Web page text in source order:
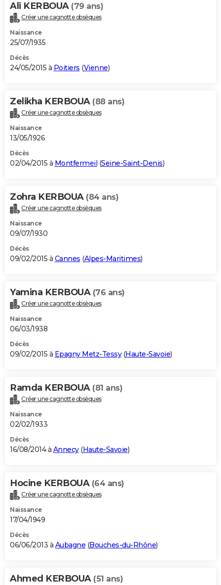
Ali KERBOUA (79 ans)
Créer une cagnotte obsèques
Naissance
25/07/1935
Décès
24/05/2015 à Poitiers (Vienne)
Zelikha KERBOUA (88 ans)
Créer une cagnotte obsèques
Naissance
13/05/1926
Décès
02/04/2015 à Montfermeil (Seine-Saint-Denis)
Zohra KERBOUA (84 ans)
Créer une cagnotte obsèques
Naissance
09/07/1930
Décès
09/02/2015 à Cannes (Alpes-Maritimes)
Yamina KERBOUA (76 ans)
Créer une cagnotte obsèques
Naissance
06/03/1938
Décès
09/02/2015 à Epagny Metz-Tessy(Haute-Savoie)
Ramda KERBOUA (81 ans)
Créer une cagnotte obsèques
Naissance
02/02/1933
Décès
16/08/2014 à Annecy(Haute-Savoie)
Hocine KERBOUA (64 ans)
Créer une cagnotte obsèques
Naissance
17/04/1949
Décès
06/06/2013 à Aubagne (Bouches-du-Rhône)
Ahmed KERBOUA (51 ans)